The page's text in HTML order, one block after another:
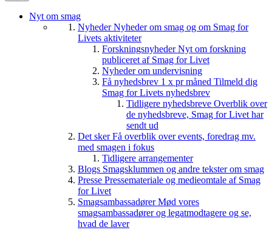
Nyt om smag
NyhederNyheder om smag og om Smag for
Livets aktiviteter
ForskningsnyhederNyt om forskning
publiceret af Smag for Livet
Nyheder om undervisning
Få nyhedsbrev 1 x pr måned Tilmeld dig
Smag for Livets nyhedsbrev
Tidligere nyhedsbreve Overblik over
de nyhedsbreve, Smag for Livet har
sendt ud
Det skerFå overblik over events, foredrag mv.
med smagen i fokus
Tidligere arrangementer
Blogs Smagsklummen og andre tekster om smag
Presse Pressemateriale og medieomtale af Smag
for Livet
SmagsambassadørerMød vores
smagsambassadører og legatmodtagere og se,
hvad de laver